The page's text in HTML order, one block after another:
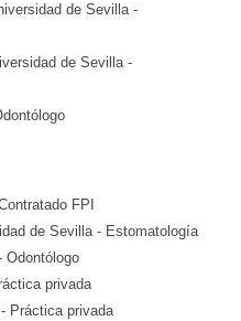
de Sevilla -
de Sevilla -
FPI
de Sevilla - Estomatología
Odontólogo
privada
- Práctica privada